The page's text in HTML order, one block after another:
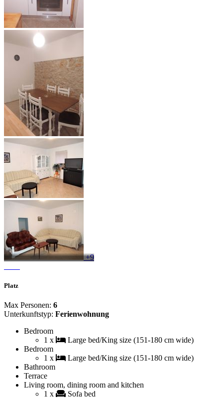
+9
Platz
Max Personen: 6
Unterkunftstyp: Ferienwohnung
Bedroom
1 x
Large bed/King size (151-180 cm wide)
Bedroom
1 x
Large bed/King size (151-180 cm wide)
Bathroom
Terrace
Living room, dining room and kitchen
1 x
Sofa bed